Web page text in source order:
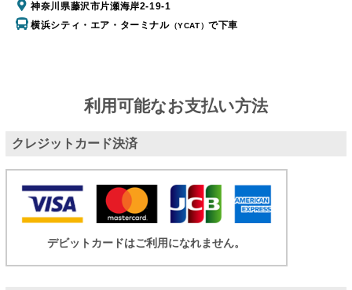
神奈川県藤沢市片瀬海岸2-19-1
横浜シティ・エア・ターミナル（YCAT）で下車
利用可能なお支払い方法
クレジットカード決済
デビットカードはご利用になれません。